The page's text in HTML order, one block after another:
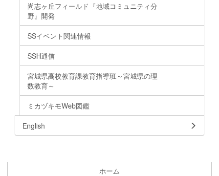
尚志ヶ丘フィールド『地域コミュニティ分
野』開発
SSイベント関連情報
SSH通信
宮城県高校教育課教育指導班～宮城県の理
数教育～
ミカヅキモWeb図鑑
English
ホーム